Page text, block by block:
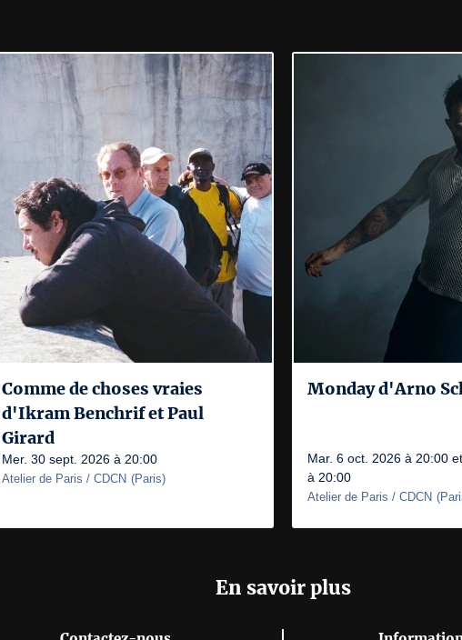
Comme de choses vraies
d'Ikram Benchrif et Paul
Girard
Mer. 30 sept. 2026 à 20:00
Atelier de Paris / CDCN (Paris)
Monday d'Arno
Mar. 6 oct. 2026 à 20:00
à 20:00
Atelier de Paris / CDCN (
En savoir plus